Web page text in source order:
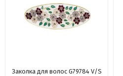
Заколка для волос G79784 V/S